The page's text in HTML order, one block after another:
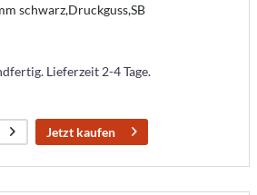
schwarz,Druckguss,SB
Lieferzeit 2-4 Tage.
Jetzt kaufen